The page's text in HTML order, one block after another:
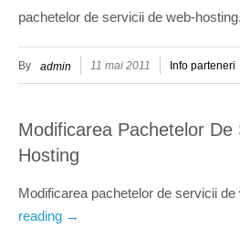
pachetelor de servicii de web-hosting.
By admin 11 mai 2011 Info parteneri
Modificarea Pachetelor De
Hosting
Modificarea pachetelor de servicii de
reading →